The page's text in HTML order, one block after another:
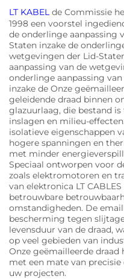
LT KABELde Commissie
1998 een voorstel
de onderlinge aanpassing
Staten inzake de
wetgevingen der Lid-
aanpassing van de
onderlinge aanpassing
inzake de Onze
geleidende draad binnen
glazuurlaag, die bestand
inslagen en milieu-
isolatieve eigenschappen
hogere spanningen en
met minder
Speciaal ontworpen voor
zoals elektromotoren en
van elektronica LT
betrouwbare
omstandigheden. De
bescherming tegen
levensduur van de draad,
op veel gebieden van
Onze geëmailleerde
met een mate van precisie
uw projecten.